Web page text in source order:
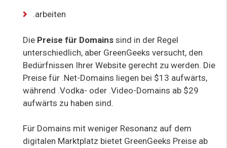
.arbeiten
Die Preise für Domains sind in der Regel
unterschiedlich, aber GreenGeeks versucht, den
Bedürfnissen Ihrer Website gerecht zu werden. Die
Preise für .Net-Domains liegen bei $13 aufwärts,
während .Vodka- oder .Video-Domains ab $29
aufwärts zu haben sind.
Für Domains mit weniger Resonanz auf dem
digitalen Marktplatz bietet GreenGeeks Preise ab